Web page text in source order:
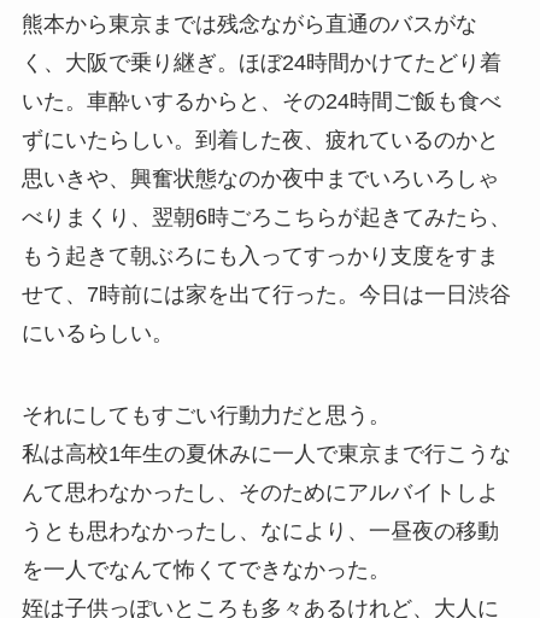
熊本から東京までは残念ながら直通のバスがな
く、大阪で乗り継ぎ。ほぼ24時間かけてたどり着
いた。車酔いするからと、その24時間ご飯も食べ
ずにいたらしい。到着した夜、疲れているのかと
思いきや、興奮状態なのか夜中までいろいろしゃ
べりまくり、翌朝6時ごろこちらが起きてみたら、
もう起きて朝ぶろにも入ってすっかり支度をすま
せて、7時前には家を出て行った。今日は一日渋谷
にいるらしい。
それにしてもすごい行動力だと思う。
私は高校1年生の夏休みに一人で東京まで行こうな
んて思わなかったし、そのためにアルバイトしよ
うとも思わなかったし、なにより、一昼夜の移動
を一人でなんて怖くてできなかった。
姪は子供っぽいところも多々あるけれど、大人に